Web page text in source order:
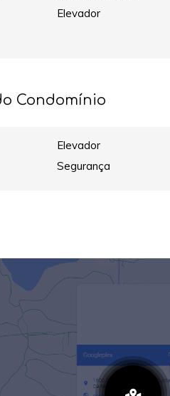
Elevador
Condomínio
Elevador
Segurança